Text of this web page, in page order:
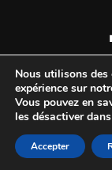
Nous utilisons
expérience sur
Vous pouvez en
les désactiver
Accepter